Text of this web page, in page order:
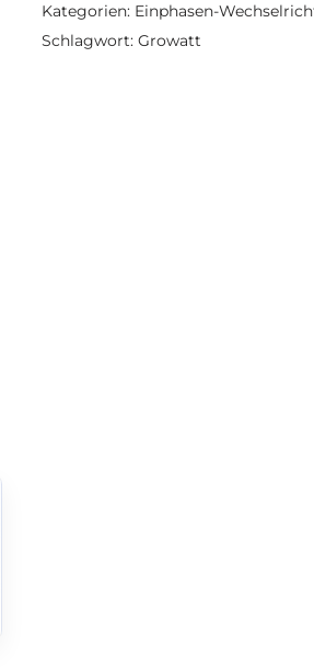
Kategorien: Einphasen-
Schlagwort: Growatt